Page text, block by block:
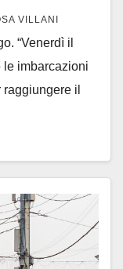
VILLANI
“Venerdì il
le imbarcazioni
il